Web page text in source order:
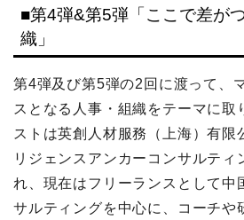
■第4弾&第5弾「ここで差が
織」
第4弾及び第5弾の2回に渡って、
スとなる人事・組織をテーマに取
ストは英創人材服務（上海）有限
リジェンスアンカーコンサルティ
れ、現在はフリーランスとして中
サルティングを中心に、コーチや